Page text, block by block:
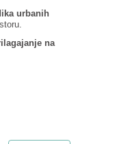
urbanih
na